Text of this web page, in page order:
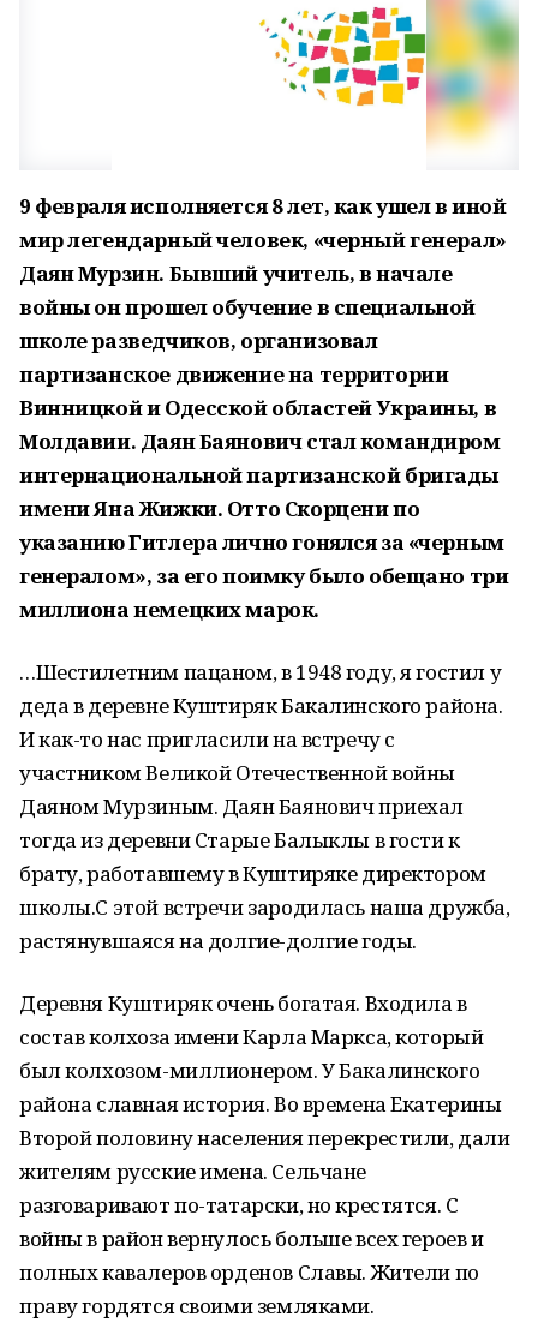
9 февраля исполняется 8 лет, как ушел в иной
мир легендарный человек, «черный генерал»
Даян Мурзин. Бывший учитель, в начале
войны он прошел обучение в специальной
школе разведчиков, организовал
партизанское движение на территории
Винницкой и Одесской областей Украины, в
Молдавии. Даян Баянович стал командиром
интернациональной партизанской бригады
имени Яна Жижки. Отто Скорцени по
указанию Гитлера лично гонялся за «черным
генералом», за его поимку было обещано три
миллиона немецких марок.
…Шестилетним пацаном, в 1948 году, я гостил у
деда в деревне Куштиряк Бакалинского района.
И как-то нас пригласили на встречу с
участником Великой Отечественной войны
Даяном Мурзиным. Даян Баянович приехал
тогда из деревни Старые Балыклы в гости к
брату, работавшему в Куштиряке директором
школы.С этой встречи зародилась наша дружба,
растянувшаяся на долгие-долгие годы.
Деревня Куштиряк очень богатая. Входила в
состав колхоза имени Карла Маркса, который
был колхозом-миллионером. У Бакалинского
района славная история. Во времена Екатерины
Второй половину населения перекрестили, дали
жителям русские имена. Сельчане
разговаривают по-татарски, но крестятся. С
войны в район вернулось больше всех героев и
полных кавалеров орденов Славы. Жители по
праву гордятся своими земляками.